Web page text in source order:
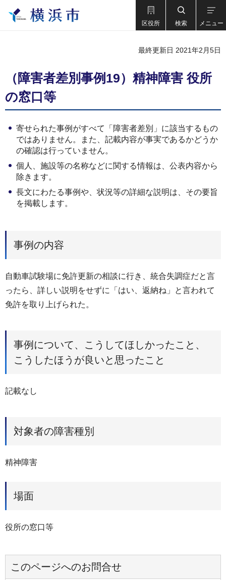
区役所 検索 メニュー
最終更新日 2021年2月5日
（障害者差別事例19）精神障害 役所
の窓口等
寄せられた事例がすべて「障害者差別」に該当するもの
ではありません。また、記載内容が事実であるかどうか
の確認は行っていません。
個人、施設等の名称などに関する情報は、公表内容から
除きます。
長文にわたる事例や、状況等の詳細な説明は、その要旨
を掲載します。
事例の内容
自動車試験場に免許更新の相談に行き、統合失調症だと言
ったら、詳しい説明をせずに「はい、返納ね」と言われて
免許を取り上げられた。
事例について、こうしてほしかったこと、
こうしたほうが良いと思ったこと
記載なし
対象者の障害種別
精神障害
場面
役所の窓口等
このページへのお問合せ